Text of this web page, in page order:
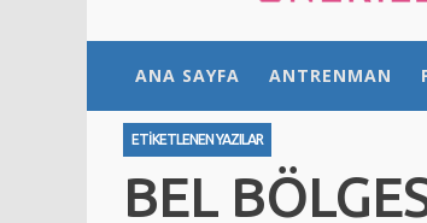
ANA SAYFA ANTRENMAN
ETIKETLENEN YAZILAR
BEL